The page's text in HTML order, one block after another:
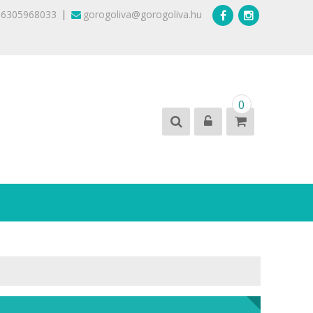
| gorogoliva@gorogoliva.hu
0